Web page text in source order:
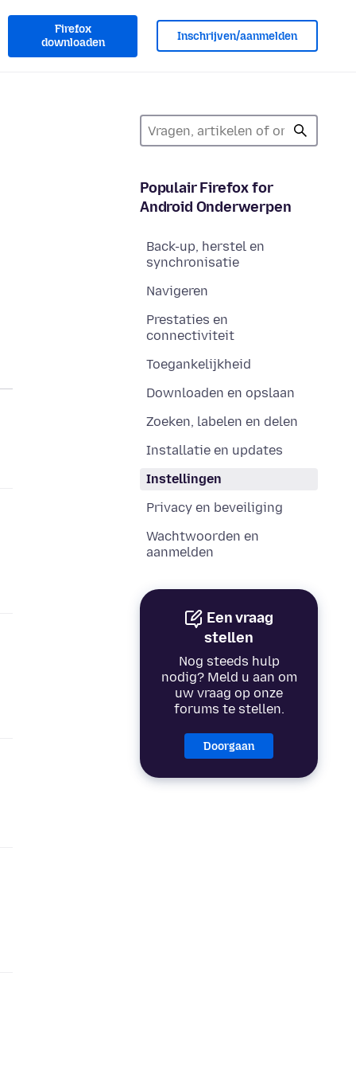
Firefox
downloaden
Inschrijven/aanmelden
Populair Firefox for
Android Onderwerpen
Back-up, herstel en
synchronisatie
Navigeren
Prestaties en
connectiviteit
Toegankelijkheid
Downloaden en opslaan
Zoeken, labelen en delen
Installatie en updates
Instellingen
Privacy en beveiliging
Wachtwoorden en
aanmelden
Een vraag
stellen
Nog steeds hulp
nodig? Meld u aan om
uw vraag op onze
forums te stellen.
Doorgaan